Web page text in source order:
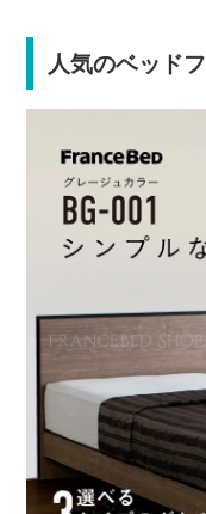
人気のベッド